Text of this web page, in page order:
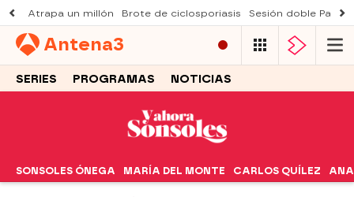
Atrapa un millón Brote de ciclosporiasis Sesión doble
Antena3
SERIES PROGRAMAS NOTICIAS
SONSOLES ÓNEGA MARÍA DEL MONTE CARLOS QUÍLEZ ANA